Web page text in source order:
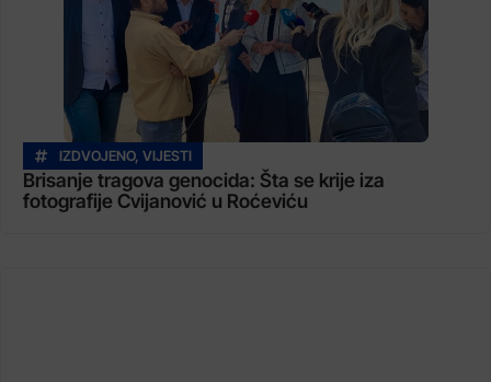
IZDVOJENO, VIJESTI
Brisanje tragova genocida: Šta se krije iza
fotografije Cvijanović u Roćeviću